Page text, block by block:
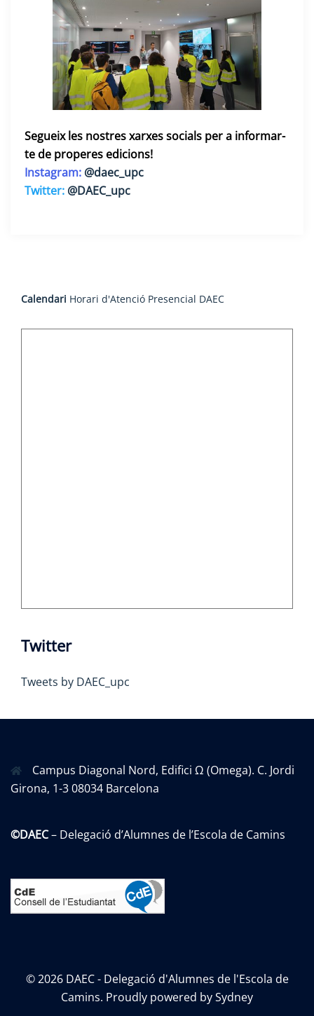
Segueix les nostres xarxes socials per a informar-
te de properes edicions!
Instagram: @daec_upc
Twitter: @DAEC_upc
Calendari Horari d'Atenció Presencial DAEC
Twitter
Tweets by DAEC_upc
Campus Diagonal Nord, Edifici Ω (Omega). C. Jordi
Girona, 1-3 08034 Barcelona
©DAEC– Delegació d’Alumnes de l’Escola de Camins
© 2026 DAEC - Delegació d'Alumnes de l'Escola de
Camins. Proudly powered bySydney